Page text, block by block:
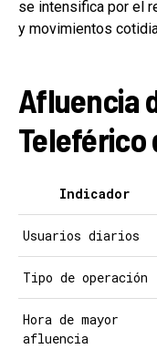
se intensifica por el
y movimientos
Afluencia
Teleférico
Indicador
Usuarios diarios
Tipo de operación
Hora de mayor
afluencia